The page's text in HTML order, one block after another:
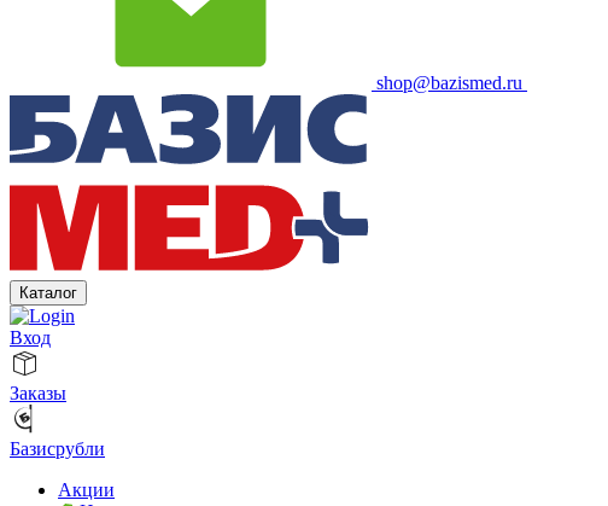
shop@bazismed.ru
Каталог
Вход
Заказы
Базисрубли
Акции